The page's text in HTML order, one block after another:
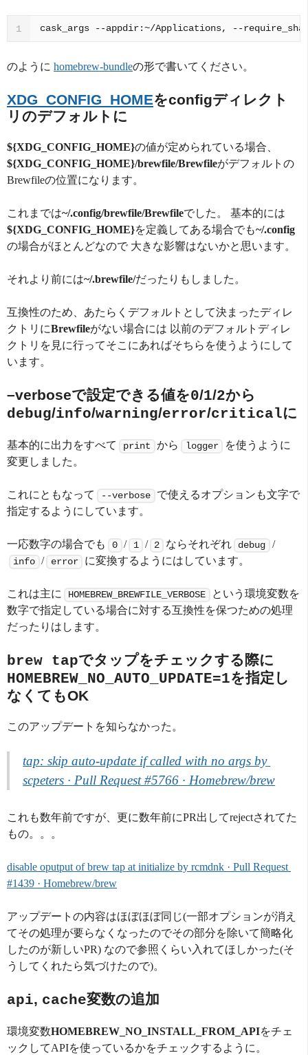
1 cask_args --appdir:~/Applications, --
のように homebrew-bundleの形で書いてください。
XDG_CONFIG_HOMEをconfigディレクト
リのデフォルトに
${XDG_CONFIG_HOME}の値が定められている場合、
${XDG_CONFIG_HOME}/brewfile/Brewfileがデフォルトの
Brewfileの位置になります。
これまでは~/.config/brewfile/Brewfileでした。 基本的には
${XDG_CONFIG_HOME}を定義してある場合でも~/.config
の場合がほとんどなので 大きな影響はないかと思います。
それより前には~/.brewfile/だったりもしました。
互換性のため、あたらくデフォルトとして決まったディレ
クトリにBrewfileがない場合には 以前のデフォルトディレ
クトリを見に行ってそこにあればそちらを使うようにして
います。
–verboseで設定できる値を0/1/2から
debug/info/warning/error/criticalに
基本的に出力をすべて print から logger
を使うように
変更しました。
これにともなって --verbose
で使えるオプションも文字で
指定するようにしています。
一応数字の場合でも 0 / 1 / 2 ならそれぞれ debug /
info / error に変換するようにはしています。
これは主に HOMEBREW_BREWFILE_VERBOSE
という環境変数を
数字で指定している場合に対する互換性を保つための処理
だったりはします。
brew tapでタップをチェックする際に
HOMEBREW_NO_AUTO_UPDATE=1を指定し
なくてもOK
このアップデートを知らなかった。
tap: skip auto-update if called with no args by
scpeters · Pull Request #5766 · Homebrew/brew
これも数年前ですが、更に数年前にPR出してrejectされてた
もの。。。
disable oputput of brew tap at initialize by rcmdnk · Pull Request
#1439 · Homebrew/brew
アップデートの内容はほぼほぼ同じ(一部オプションが消え
てその処理が要らなくなったのでその部分を除いて簡略化
したのが新しいPR) なので参照くらい入れてほしかった(そ
うしてくれたら気づけたので)。
api, cache変数の追加
環境変数HOMEBREW_NO_INSTALL_FROM_APIをチェ
ックしてAPIを使っているかをチェックするように。